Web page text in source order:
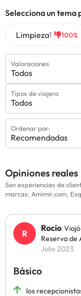
Selecciona un tema
Limpieza1 100%
Valoraciones
Todos
Tipos de viajero
Todos
Ordenar por:
Recomendadas
Opiniones reales
Son experiencias de
marcas: Amimir.com,
Rocío
Reserva de
Julio 2023
Básico
los